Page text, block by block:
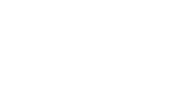
КОНТЕЙНЕРОВ
18 февраля 2021 г.
химического бизнеса, некоммерческая
институты, союзы и ассоциации химической